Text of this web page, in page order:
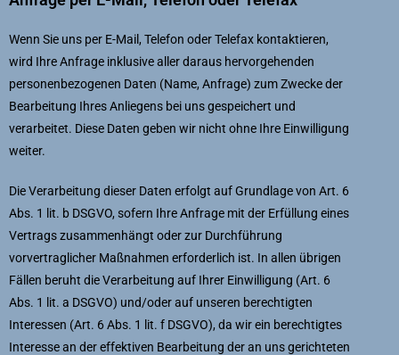
Wenn Sie uns per E-Mail, Telefon oder Telefax kontaktieren,
wird Ihre Anfrage inklusive aller daraus hervorgehenden
personenbezogenen Daten (Name, Anfrage) zum Zwecke der
Bearbeitung Ihres Anliegens bei uns gespeichert und
verarbeitet. Diese Daten geben wir nicht ohne Ihre Einwilligung
weiter.
Die Verarbeitung dieser Daten erfolgt auf Grundlage von Art. 6
Abs. 1 lit. b DSGVO, sofern Ihre Anfrage mit der Erfüllung eines
Vertrags zusammenhängt oder zur Durchführung
vorvertraglicher Maßnahmen erforderlich ist. In allen übrigen
Fällen beruht die Verarbeitung auf Ihrer Einwilligung (Art. 6
Abs. 1 lit. a DSGVO) und/oder auf unseren berechtigten
Interessen (Art. 6 Abs. 1 lit. f DSGVO), da wir ein berechtigtes
Interesse an der effektiven Bearbeitung der an uns gerichteten